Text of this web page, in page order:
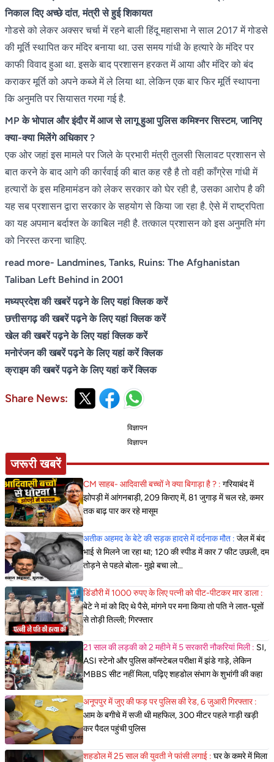
निकाल दिए अच्छे दांत, मंत्री से हुई शिकायत
गोडसे को लेकर अक्सर चर्चा में रहने बाली हिंदू महासभा ने साल 2017 में गोडसे
की मूर्ति स्थापित कर मंदिर बनाया था. उस समय गांधी के हत्यारे के मंदिर पर
काफी विवाद हुआ था. इसके बाद प्रशासन हरकत में आया और मंदिर को बंद
कराकर मूर्ति को अपने कब्जे में ले लिया था. लेकिन एक बार फिर मूर्ति स्थापना
कि अनुमति पर सियासत गरमा गई है.
MP के भोपाल और इंदौर में आज से लागू हुआ पुलिस कमिश्नर सिस्टम, जानिए
क्या-क्या मिलेंगे अधिकार ?
एक ओर जहां इस मामले पर जिले के प्रभारी मंत्री तुलसी सिलावट प्रशासन से
बात करने के बाद आगे की कार्रवाई की बात कह रहै है तो वही काँग्रेस गांधी में
हत्यारों के इस महिमामंडन को लेकर सरकार को घेर रही है, उसका आरोप है की
यह सब प्रशासन द्वारा सरकार के सहयोग से किया जा रहा है. ऐसे में राष्ट्रपिता
का यह अपमान बर्दाश्त के काबिल नही है. तत्काल प्रशासन को इस अनुमति मंग
को निरस्त करना चाहिए.
read more- Landmines, Tanks, Ruins: The Afghanistan
Taliban Left Behind in 2001
मध्यप्रदेश की खबरें पढ़ने के लिए यहां क्लिक करें
छत्तीसगढ़ की खबरें पढ़ने के लिए यहां क्लिक करें
खेल की खबरें पढ़ने के लिए यहां क्लिक करें
मनोरंजन की खबरें पढ़ने के लिए यहां करें क्लिक
क्राइम की खबरें पढ़ने के लिए यहां करें क्लिक
Share News:
विज्ञापन
विज्ञापन
जरूरी खबरें
CM साहब- आदिवासी बच्चों ने क्या बिगाड़ा है ? : गरियाबंद में
झोपड़ी में आंगनबाड़ी, 209 किराए में, 81 जुगाड़ में चल रहे, कमर
तक बाढ़ पार कर रहे मासूम
अतीक अहमद के बेटे की सड़क हादसे में दर्दनाक मौत : जेल में बंद
भाई से मिलने जा रहा था; 120 की स्पीड में कार 7 फीट उछली, दम
तोड़ने से पहले बोला- मुझे बचा लो...
डिंडौरी में 1000 रुपए के लिए पत्नी को पीट-पीटकर मार डाला :
बेटे ने मां को दिए थे पैसे, मांगने पर मना किया तो पति ने लात-घूसों
से तोड़ी तिल्ली; गिरफ्तार
21 साल की लड़की को 2 महीने में 5 सरकारी नौकरियां मिली : SI,
ASI स्टेनो और पुलिस कॉन्स्टेबल परीक्षा में झंडे गाड़े, लेकिन
MBBS सीट नहीं मिला, पढ़िए शहडोल संभाग के शुभांगी की कहा
अनूपपुर में जुए की फड़ पर पुलिस की रेड, 6 जुआरी गिरफ्तार :
आम के बगीचे में सजी थी महफिल, 300 मीटर पहले गाड़ी खड़ी
कर पैदल पहुंची पुलिस
शहडोल में 25 साल की युवती ने फांसी लगाई : घर के कमरे में मिला